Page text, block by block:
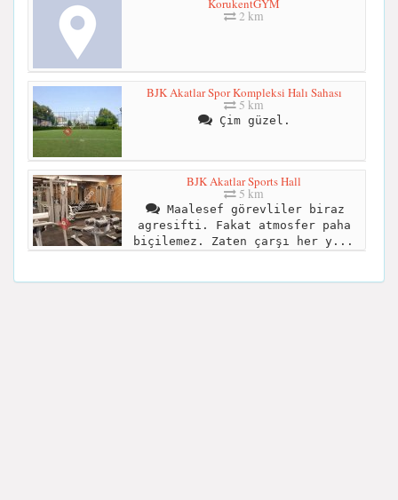
KorukentGYM
2 km
BJK Akatlar Spor Kompleksi Halı Sahası
5 km
Çim güzel.
BJK Akatlar Sports Hall
5 km
Maalesef görevliler biraz
agresifti. Fakat atmosfer paha
biçilemez. Zaten çarşı her y...